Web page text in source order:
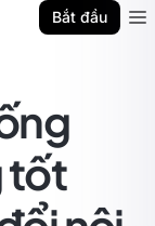
Bắt đầu
tốt